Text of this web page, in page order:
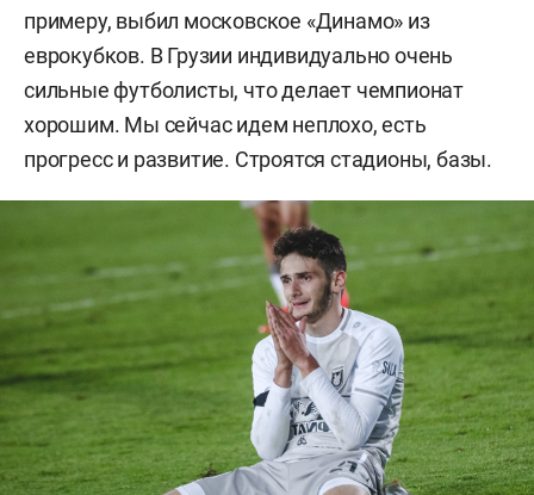
примеру, выбил московское «Динамо» из
еврокубков. В Грузии индивидуально очень
сильные футболисты, что делает чемпионат
хорошим. Мы сейчас идем неплохо, есть
прогресс и развитие. Строятся стадионы, базы.